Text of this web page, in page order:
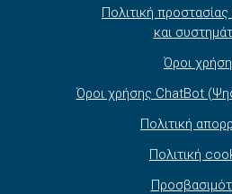
Πολιτική
και
Όροι
Όροι χρήσης ChatBot
Πολιτική
Πολιτική